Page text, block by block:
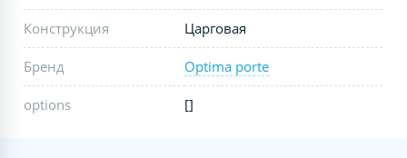
Конструкция Царговая
Бренд Optima porte
options []